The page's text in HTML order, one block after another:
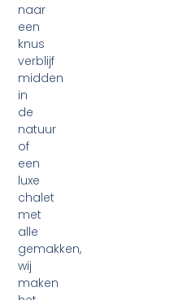
naar
een
knus
verblijf
midden
in
de
natuur
of
een
luxe
chalet
met
alle
gemakken,
wij
maken